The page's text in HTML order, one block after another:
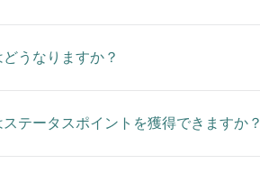
うなりますか？
テータスポイントを獲得できますか？